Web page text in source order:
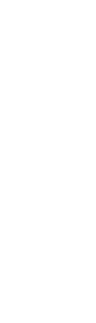
程序要